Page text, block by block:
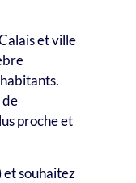
et ville
de
proche et
et souhaitez